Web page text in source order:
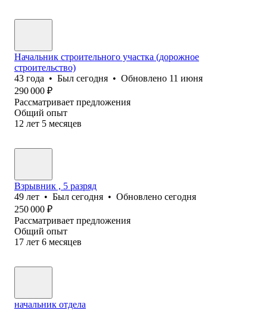
Начальник строительного участка (дорожное
строительство)
43 года • Был сегодня • Обновлено 11 июня
290 000 ₽
Рассматривает предложения
Общий опыт
12 лет 5 месяцев
Взрывник , 5 разряд
49 лет • Был сегодня • Обновлено сегодня
250 000 ₽
Рассматривает предложения
Общий опыт
17 лет 6 месяцев
начальник отдела